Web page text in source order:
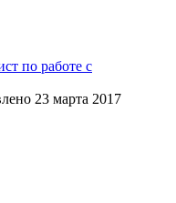
по работе с
23 марта 2017